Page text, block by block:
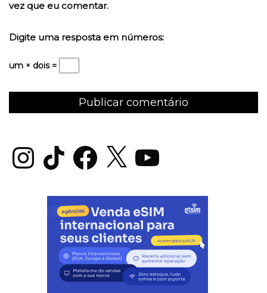
vez que eu comentar.
Digite uma resposta em números:
um × dois =
InstagramTikTok Facebook
X YouTube